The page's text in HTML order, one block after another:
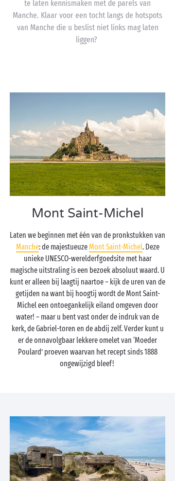
te laten kennismaken met de parels van
Manche. Klaar voor een tocht langs de hotspots
van Manche die u beslist niet links mag laten
liggen?
Mont Saint-Michel
Laten we beginnen met één van de pronkstukken van
Manche: de majestueuze Mont Saint-Michel. Deze
unieke UNESCO-werelderfgoedsite met haar
magische uitstraling is een bezoek absoluut waard. U
kunt er alleen bij laagtij naartoe – kijk de uren van de
getijden na want bij hoogtij wordt de Mont Saint-
Michel een ontoegankelijk eiland omgeven door
water! – maar u bent vast onder de indruk van de
kerk, de Gabriel-toren en de abdij zelf. Verder kunt u
er de onnavolgbaar lekkere omelet van ‘Moeder
Poulard’ proeven waarvan het recept sinds 1888
ongewijzigd bleef!